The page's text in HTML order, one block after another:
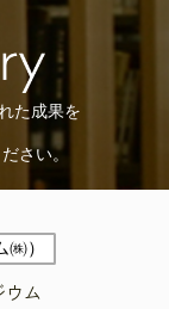
た成果を
さい。
ウム